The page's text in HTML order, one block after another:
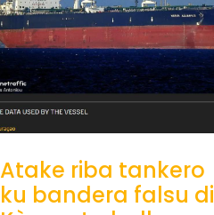
Atake riba tankero
ku bandera falsu di